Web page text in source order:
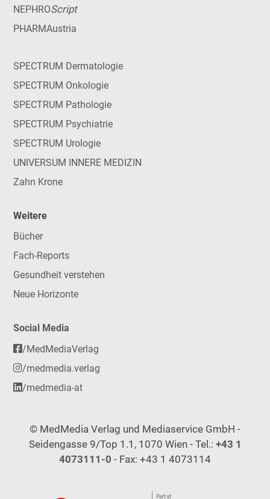
NEPHROScript
PHARMAustria
SPECTRUM Dermatologie
SPECTRUM Onkologie
SPECTRUM Pathologie
SPECTRUM Psychiatrie
SPECTRUM Urologie
UNIVERSUM INNERE MEDIZIN
Zahn Krone
Weitere
Bücher
Fach-Reports
Gesundheit verstehen
Neue Horizonte
Social Media
/MedMediaVerlag
/medmedia.verlag
/medmedia-at
© MedMedia Verlag und Mediaservice GmbH -
Seidengasse 9/Top 1.1, 1070 Wien - Tel.: +43 1
4073111-0 - Fax: +43 1 4073114